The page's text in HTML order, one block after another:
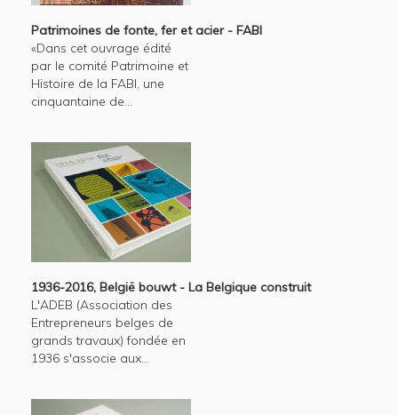
Patrimoines de fonte, fer et acier - FABI
«Dans cet ouvrage édité
par le comité Patrimoine et
Histoire de la FABI, une
cinquantaine de...
1936-2016, België bouwt - La Belgique construit
L'ADEB (Association des
Entrepreneurs belges de
grands travaux) fondée en
1936 s'associe aux...